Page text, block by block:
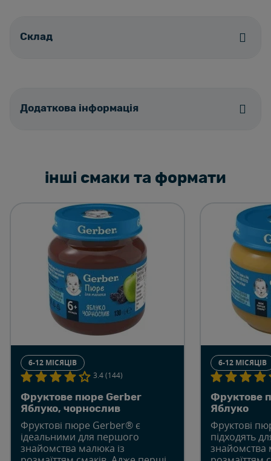
Cклад
Додаткова інформація
інші смаки та формати
6-12 МІСЯЦІВ
3.4 (144)
Фруктове пюре Gerber
Яблуко, чорнослив
Фруктові пюре Gerber® є
ідеальними для першого
знайомства малюка із
6-12 МІСЯЦІВ
Фруктове
Яблуко
Фруктові
підходять
знайомства